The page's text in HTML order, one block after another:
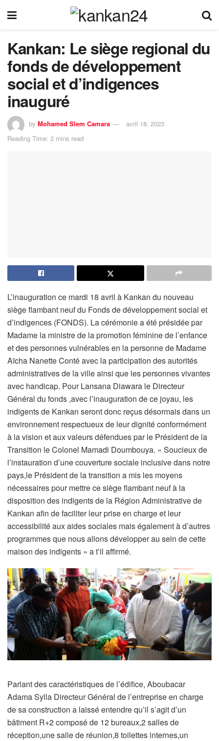
Kankan: Le siège regional du
fonds de développement
social et d’indigences
inauguré
by Mohamed Slem Camara
avril 18, 2023
Reading Time: 2 mins read
L’inauguration ce mardi 18 avril à Kankan du nouveau
siège flambant neuf du Fonds de développement social et
d’indigences (FONDS). La cérémonie a été présidée par
Madame la ministre de la promotion féminine de l’enfance
et des personnes vulnérables en la personne de Madame
Aïcha Nanette Conté avec la participation des autorités
administratives de la ville ainsi que les personnes vivantes
avec handicap. Pour Lansana Diawara le Directeur
Général du fonds ,avec l’inauguration de ce joyau, les
indigents de Kankan seront donc reçus désormais dans un
environnement respectueux de leur dignité conformément
à la vision et aux valeurs défendues par le Président de la
Transition le Colonel Mamadi Doumbouya. « Soucieux de
l’instauration d’une couverture sociale inclusive dans notre
pays,le Président de la transition a mis les moyens
nécessaires pour mettre ce siège flambant neuf à la
disposition des indigents de la Région Administrative de
Kankan afin de faciliter leur prise en charge et leur
accessibilité aux aides sociales mais également à d’autres
programmes que nous allons développer au sein de cette
maison des indigents » a t’il affirmé.
Parlant des caractéristiques de l’édifice, Aboubacar
Adama Sylla Directeur Général de l’entreprise en charge
de sa construction a laissé entendre qu’il s’agit d’un
bâtiment R+2 composé de 12 bureaux,2 salles de
réception,une salle de réunion,8 toilettes internes,un